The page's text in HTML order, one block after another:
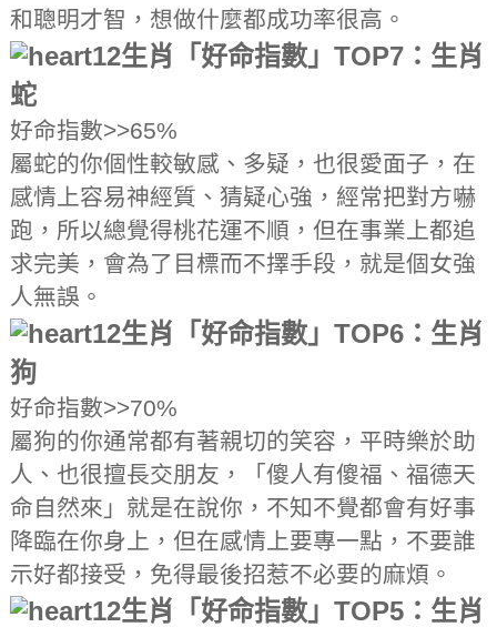
和聰明才智，想做什麼都成功率很高。
12生肖「好命指數」TOP7：生肖
蛇
好命指數>>65%
屬蛇的你個性較敏感、多疑，也很愛面子，在
感情上容易神經質、猜疑心強，經常把對方嚇
跑，所以總覺得桃花運不順，但在事業上都追
求完美，會為了目標而不擇手段，就是個女強
人無誤。
12生肖「好命指數」TOP6：生肖
狗
好命指數>>70%
屬狗的你通常都有著親切的笑容，平時樂於助
人、也很擅長交朋友，「傻人有傻福、福德天
命自然來」就是在說你，不知不覺都會有好事
降臨在你身上，但在感情上要專一點，不要誰
示好都接受，免得最後招惹不必要的麻煩。
12生肖「好命指數」TOP5：生肖